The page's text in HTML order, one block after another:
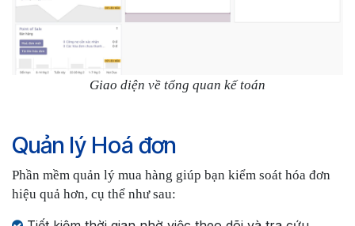
Giao diện về tổng quan kế toán
Quản lý Hoá đơn
Phần mềm quản lý mua hàng giúp bạn kiểm soát hóa đơn
hiệu quả hơn, cụ thể như sau: